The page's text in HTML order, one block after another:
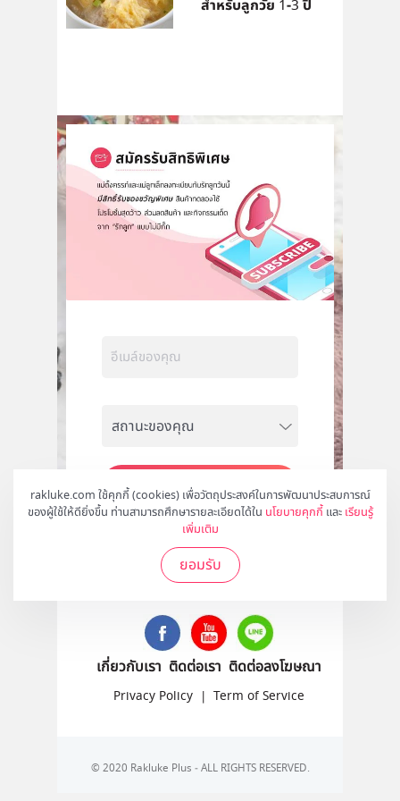
rakluke.com ใช้คุกกี้ (cookies) เพื่อวัตถุประสงค์ในการพัฒนาประสบการณ์
ของผู้ใช้ให้ดียิ่งขึ้น ท่านสามารถศึกษารายละเอียดได้ใน นโยบายคุกกี้ และ เรียนรู้
เพิ่มเติม
ยอมรับ
สำหรับลูกวัย 1-3 ปี
สมัคร
ติดตามเราได้ที่
เกี่ยวกับเรา ติดต่อเรา ติดต่อลงโฆษณา
Privacy Policy | Term of Service
© 2020 Rakluke Plus - ALL RIGHTS RESERVED.